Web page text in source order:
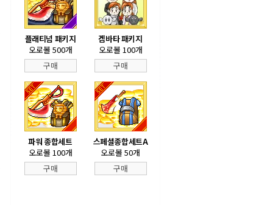
플래티넘 패키지
오로볼 500개
구매
겜바타 패키지
오로볼 100개
구매
파워 종합세트
오로볼 100개
구매
스페셜종합세트A
오로볼 50개
구매